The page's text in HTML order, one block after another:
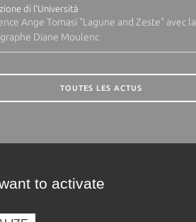
di l'Università
Ange Tomasi "Lagune and Zeste" avec la
Diane Moulenc
TOUTES LES ACTUS
to activate